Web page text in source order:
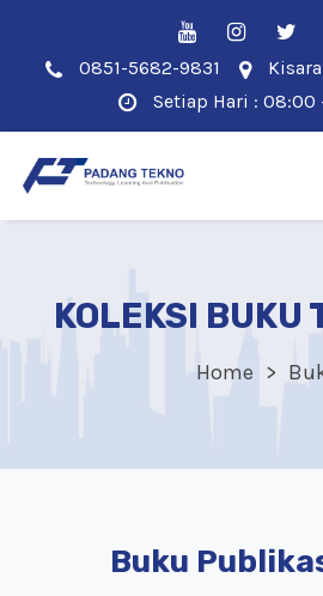
0851-5682-9831
Setiap Hari : 08:00
KOLEKSI BUKU
Home
Buku